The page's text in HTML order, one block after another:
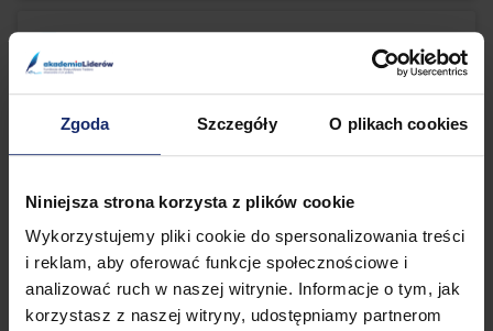
Zgoda Szczegóły O plikach cookies
Niniejsza strona korzysta z plików cookie
Wykorzystujemy pliki cookie do spersonalizowania treści
i reklam, aby oferować funkcje społecznościowe i
analizować ruch w naszej witrynie. Informacje o tym, jak
korzystasz z naszej witryny, udostępniamy partnerom
PIT-28B
Rozliczam się ryczałtem w spółce cywilnej lub jawnej
PIT-0
Zgłaszam ulgi i odliczenia
PIT-B
Załącznik dla PIT-36 i PIT-36L